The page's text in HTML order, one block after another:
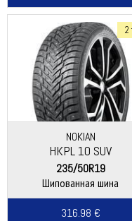
2
NOKIAN
HKPL 10 SUV
235/50R19
Шипованная шина
316.98 €